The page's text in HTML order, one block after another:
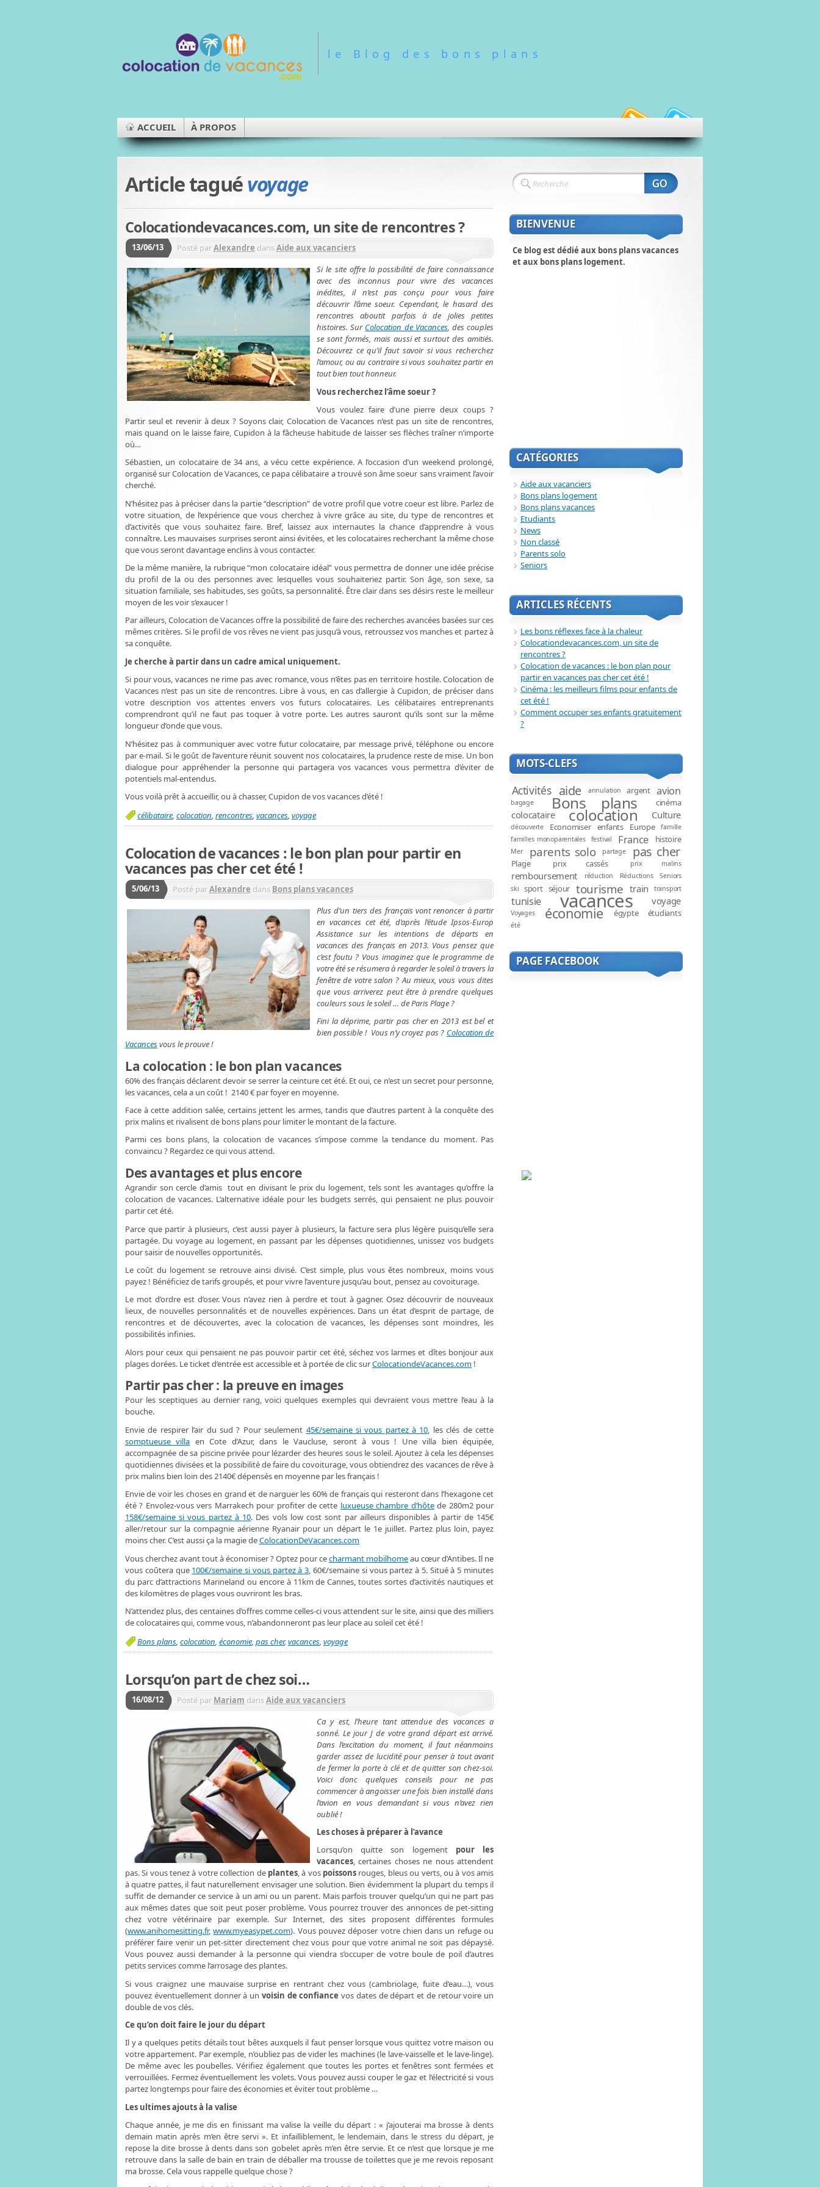
le Blog des bons plans
ACCUEIL À PROPOS
Article taguévoyage
Colocationdevacances.com, un site de rencontres ?
13/06/13 Posté parAlexandre dansAide aux vacanciers
Si le site offre la possibilité de faire connaissance
avec des inconnus pour vivre des vacances
inédites, il n’est pas conçu pour vous faire
découvrir l’âme soeur. Cependant, le hasard des
rencontres aboutit parfois à de jolies petites
histoires. Sur Colocation de Vacances, des couples
se sont formés, mais aussi et surtout des amitiés.
Découvrez ce qu’il faut savoir si vous recherchez
l’amour, ou au contraire si vous souhaitez partir en
tout bien tout honneur.
Vous recherchez l’âme soeur ?
Vous voulez faire d’une pierre deux coups ?
Partir seul et revenir à deux ? Soyons clair, Colocation de Vacances n’est pas un site de rencontres,
mais quand on le laisse faire, Cupidon à la fâcheuse habitude de laisser ses flèches traîner n’importe
où…
Sébastien, un colocataire de 34 ans, a vécu cette expérience. A l’occasion d’un weekend prolongé,
organisé sur Colocation de Vacances, ce papa célibataire a trouvé son âme soeur sans vraiment l’avoir
cherché.
N’hésitez pas à préciser dans la partie “description” de votre profil que votre coeur est libre. Parlez de
votre situation, de l’expérience que vous cherchez à vivre grâce au site, du type de rencontres et
d’activités que vous souhaitez faire. Bref, laissez aux internautes la chance d’apprendre à vous
connaître. Les mauvaises surprises seront ainsi évitées, et les colocataires recherchant la même chose
que vous seront davantage enclins à vous contacter.
De la même manière, la rubrique “mon colocataire idéal” vous permettra de donner une idée précise
du profil de la ou des personnes avec lesquelles vous souhaiteriez partir. Son âge, son sexe, sa
situation familiale, ses habitudes, ses goûts, sa personnalité. Être clair dans ses désirs reste le meilleur
moyen de les voir s’exaucer !
Par ailleurs, Colocation de Vacances offre la possibilité de faire des recherches avancées basées sur ces
mêmes critères. Si le profil de vos rêves ne vient pas jusqu’à vous, retroussez vos manches et partez à
sa conquête.
Je cherche à partir dans un cadre amical uniquement.
Si pour vous, vacances ne rime pas avec romance, vous n’êtes pas en territoire hostile. Colocation de
Vacances n’est pas un site de rencontres. Libre à vous, en cas d’allergie à Cupidon, de préciser dans
votre description vos attentes envers vos futurs colocataires. Les célibataires entreprenants
comprendront qu’il ne faut pas toquer à votre porte. Les autres sauront qu’ils sont sur la même
longueur d’onde que vous.
N’hésitez pas à communiquer avec votre futur colocataire, par message privé, téléphone ou encore
par e-mail. Si le goût de l’aventure réunit souvent nos colocataires, la prudence reste de mise. Un bon
dialogue pour appréhender la personne qui partagera vos vacances vous permettra d’éviter de
potentiels mal-entendus.
Vous voilà prêt à accueillir, ou à chasser, Cupidon de vos vacances d’été !
célibataire, colocation, rencontres, vacances, voyage
Colocation de vacances : le bon plan pour partir en
vacances pas cher cet été !
5/06/13 Posté parAlexandre dans Bons plans vacances
Plus d’un tiers des français vont renoncer à partir
en vacances cet été, d’après l’étude Ipsos-Europ
Assistance sur les intentions de départs en
vacances des français en 2013. Vous pensez que
c’est foutu ? Vous imaginez que le programme de
votre été se résumera à regarder le soleil à travers la
fenêtre de votre salon ? Au mieux, vous vous dites
que vous arriverez peut être à prendre quelques
couleurs sous le soleil … de Paris Plage ?
Fini la déprime, partir pas cher en 2013 est bel et
bien possible ! Vous n’y croyez pas ? Colocation de
Vacancesvous le prouve !
La colocation : le bon plan vacances
60% des français déclarent devoir se serrer la ceinture cet été. Et oui, ce n’est un secret pour personne,
les vacances, cela a un coût ! 2140 € par foyer en moyenne.
Face à cette addition salée, certains jettent les armes, tandis que d’autres partent à la conquête des
prix malins et rivalisent de bons plans pour limiter le montant de la facture.
Parmi ces bons plans, la colocation de vacances s’impose comme la tendance du moment. Pas
convaincu ? Regardez ce qui vous attend.
Des avantages et plus encore
Agrandir son cercle d’amis tout en divisant le prix du logement, tels sont les avantages qu’offre la
colocation de vacances. L’alternative idéale pour les budgets serrés, qui pensaient ne plus pouvoir
partir cet été.
Parce que partir à plusieurs, c’est aussi payer à plusieurs, la facture sera plus légère puisqu’elle sera
partagée. Du voyage au logement, en passant par les dépenses quotidiennes, unissez vos budgets
pour saisir de nouvelles opportunités.
Le coût du logement se retrouve ainsi divisé. C’est simple, plus vous êtes nombreux, moins vous
payez ! Bénéficiez de tarifs groupés, et pour vivre l’aventure jusqu’au bout, pensez au covoiturage.
Le mot d’ordre est d’oser. Vous n’avez rien à perdre et tout à gagner. Osez découvrir de nouveaux
lieux, de nouvelles personnalités et de nouvelles expériences. Dans un état d’esprit de partage, de
rencontres et de découvertes, avec la colocation de vacances, les dépenses sont moindres, les
possibilités infinies.
Alors pour ceux qui pensaient ne pas pouvoir partir cet été, séchez vos larmes et dîtes bonjour aux
plages dorées. Le ticket d’entrée est accessible et à portée de clic surColocationdeVacances.com !
Partir pas cher : la preuve en images
Pour les sceptiques au dernier rang, voici quelques exemples qui devraient vous mettre l’eau à la
bouche.
Envie de respirer l’air du sud ? Pour seulement 45€/semaine si vous partez à 10, les clés de cette
somptueuse villa en Cote d’Azur, dans le Vaucluse, seront à vous ! Une villa bien équipée,
accompagnée de sa piscine privée pour lézarder des heures sous le soleil. Ajoutez à cela les dépenses
quotidiennes divisées et la possibilité de faire du covoiturage, vous obtiendrez des vacances de rêve à
prix malins bien loin des 2140€ dépensés en moyenne par les français !
Envie de voir les choses en grand et de narguer les 60% de français qui resteront dans l’hexagone cet
été ? Envolez-vous vers Marrakech pour profiter de cette luxueuse chambre d’hôtede 280m2 pour
158€/semaine si vous partez à 10. Des vols low cost sont par ailleurs disponibles à partir de 145€
aller/retour sur la compagnie aérienne Ryanair pour un départ le 1e juillet. Partez plus loin, payez
moins cher. C’est aussi ça la magie deColocationDeVacances.com
Vous cherchez avant tout à économiser ? Optez pour cecharmant mobilhomeau cœur d’Antibes. Il ne
vous coûtera que 100€/semaine si vous partez à 3 , 60€/semaine si vous partez à 5. Situé à 5 minutes
du parc d’attractions Marineland ou encore à 11km de Cannes, toutes sortes d’activités nautiques et
des kilomètres de plages vous ouvriront les bras.
N’attendez plus, des centaines d’offres comme celles-ci vous attendent sur le site, ainsi que des milliers
de colocataires qui, comme vous, n’abandonneront pas leur place au soleil cet été !
Bons plans, colocation, économie, pas cher,vacances, voyage
Lorsqu’on part de chez soi…
16/08/12 Posté par Mariam dansAide aux vacanciers
Ca y est, l’heure tant attendue des vacances a
sonné. Le jour J de votre grand départ est arrivé.
Dans l’excitation du moment, il faut néanmoins
garder assez de lucidité pour penser à tout avant
de fermer la porte à clé et de quitter son chez-soi.
Voici donc quelques conseils pour ne pas
commencer à angoisser une fois bien installé dans
l’avion en vous demandant si vous n’avez rien
oublié !
Les choses à préparer à l’avance
Lorsqu’on quitte son logement pour les
vacances, certaines choses ne nous attendent
pas. Si vous tenez à votre collection de plantes, à vos poissons rouges, bleus ou verts, ou à vos amis
à quatre pattes, il faut naturellement envisager une solution. Bien évidemment la plupart du temps il
suffit de demander ce service à un ami ou un parent. Mais parfois trouver quelqu’un qui ne part pas
aux mêmes dates que soit peut poser problème. Vous pourrez trouver des annonces de pet-sitting
chez votre vétérinaire par exemple. Sur Internet, des sites proposent différentes formules
(www.anihomesitting.fr,www.myeasypet.com). Vous pouvez déposer votre chien dans un refuge ou
préférer faire venir un pet-sitter directement chez vous pour que votre animal ne soit pas dépaysé.
Vous pouvez aussi demander à la personne qui viendra s’occuper de votre boule de poil d’autres
petits services comme l’arrosage des plantes.
Si vous craignez une mauvaise surprise en rentrant chez vous (cambriolage, fuite d’eau…), vous
pouvez éventuellement donner à un voisin de confiance vos dates de départ et de retour voire un
double de vos clés.
Ce qu’on doit faire le jour du départ
Il y a quelques petits détails tout bêtes auxquels il faut penser lorsque vous quittez votre maison ou
votre appartement. Par exemple, n’oubliez pas de vider les machines (le lave-vaisselle et le lave-linge).
De même avec les poubelles. Vérifiez également que toutes les portes et fenêtres sont fermées et
verrouillées. Fermez éventuellement les volets. Vous pouvez aussi couper le gaz et l’électricité si vous
partez longtemps pour faire des économies et éviter tout problème …
Les ultimes ajouts à la valise
Chaque année, je me dis en finissant ma valise la veille du départ : « j’ajouterai ma brosse à dents
demain matin après m’en être servi ». Et infailliblement, le lendemain, dans le stress du départ, je
repose la dite brosse à dents dans son gobelet après m’en être servie. Et ce n’est que lorsque je me
retrouve dans la salle de bain en train de déballer ma trousse de toilettes que je me revois reposant
ma brosse. Cela vous rappelle quelque chose ?
BIENVENUE
Ce blog est dédié aux bons plans vacances
et aux bons plans logement.
CATÉGORIES
Aide aux vacanciers
Bons plans logement
Bons plans vacances
Etudiants
News
Non classé
Parents solo
Seniors
ARTICLES RÉCENTS
Les bons réflexes face à la chaleur
Colocationdevacances.com, un site de
rencontres ?
Colocation de vacances : le bon plan pour
partir en vacances pas cher cet été !
Cinéma : les meilleurs films pour enfants de
cet été !
Comment occuper ses enfants gratuitement
?
MOTS-CLEFS
Activités aide annulation argent avion
bagage Bons plans cinéma
colocataire colocation Culture
découverte Economiser enfants Europe
famille
familles monoparentales
festival France histoire
Mer parents solo partage pas cher
Plage prix cassés prix malins
remboursement réduction Réductions
Seniors
ski
sport séjour tourisme train transport
tunisie vacances voyage
Voyages économie égypte étudiants
été
PAGE FACEBOOK